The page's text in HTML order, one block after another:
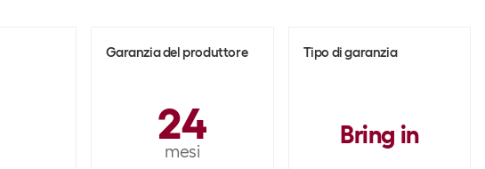
Garanzia del produttore
24
mesi
Tipo di garanzia
Bring in